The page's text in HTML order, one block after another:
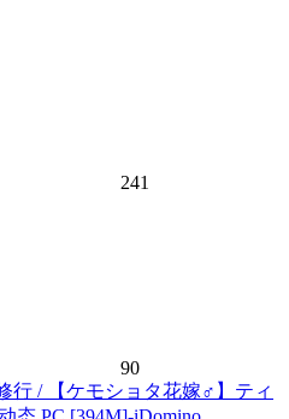
241
90